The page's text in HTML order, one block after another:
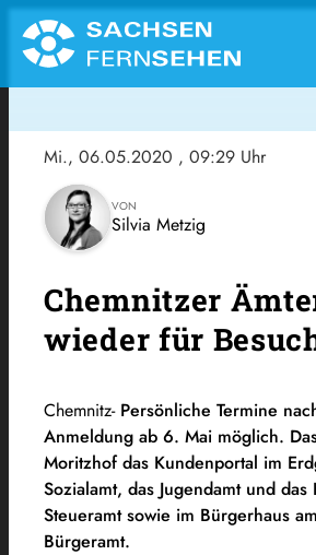
Mi., 06.05.2020 , 09:29 Uhr
VON
Silvia Metzig
Chemnitzer
wieder für
Chemnitz- Persönliche Termine
Anmeldung ab 6. Mai möglich.
Moritzhof das Kundenportal im
Sozialamt, das Jugendamt und das
Steueramt sowie im Bürgerhaus
Bürgeramt.